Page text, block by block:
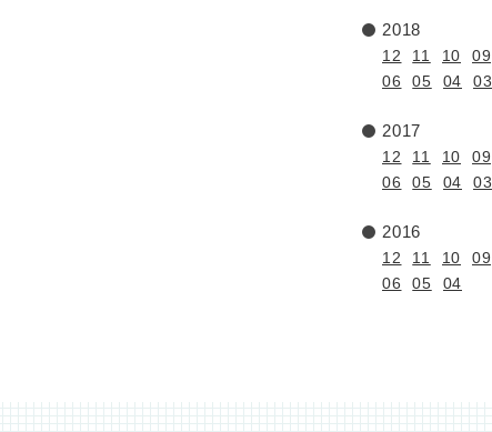
2018
12 11 10 09
06
05 04 03
2017
12 11 10 09
06
05 04 03
2016
12 11 10 09
06
05 04